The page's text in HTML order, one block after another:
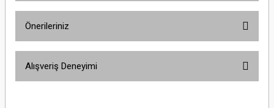
Önerileriniz
yetersiz gördüğünüz noktaları öneri formunu kullanarak tarafımıza
Alışveriş Deneyimi